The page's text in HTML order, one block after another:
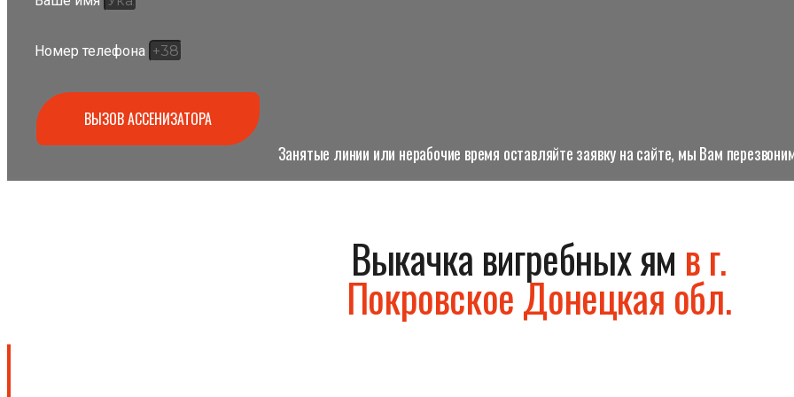
Номер телефона
ВЫЗОВ АССЕНИЗАТОРА
Занятые линии или нерабочие время оставляйте заявку на сайте, мы Вам
Выкачка вигребных ям в г.
Покровское Донецкая обл.